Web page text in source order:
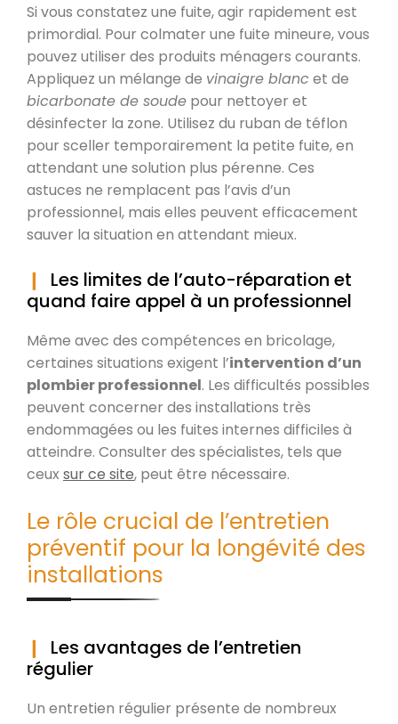
Si vous constatez une fuite, agir rapidement est
primordial. Pour colmater une fuite mineure, vous
pouvez utiliser des produits ménagers courants.
Appliquez un mélange de vinaigre blanc et de
bicarbonate de soude pour nettoyer et
désinfecter la zone. Utilisez du ruban de téflon
pour sceller temporairement la petite fuite, en
attendant une solution plus pérenne. Ces
astuces ne remplacent pas l’avis d’un
professionnel, mais elles peuvent efficacement
sauver la situation en attendant mieux.
Les limites de l’auto-réparation et
quand faire appel à un professionnel
Même avec des compétences en bricolage,
certaines situations exigent l’intervention d’un
plombier professionnel. Les difficultés possibles
peuvent concerner des installations très
endommagées ou les fuites internes difficiles à
atteindre. Consulter des spécialistes, tels que
ceux sur ce site, peut être nécessaire.
Le rôle crucial de l’entretien
préventif pour la longévité des
installations
Les avantages de l’entretien
régulier
Un entretien régulier présente de nombreux